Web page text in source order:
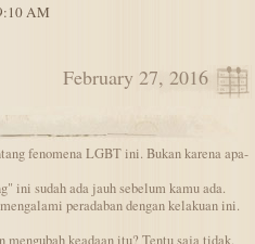
AM
February 27, 2016
fenomena LGBT ini. Bukan karena apa-
ini sudah ada jauh sebelum kamu ada.
peradaban dengan kelakuan ini.
keadaan itu? Tentu saja tidak.